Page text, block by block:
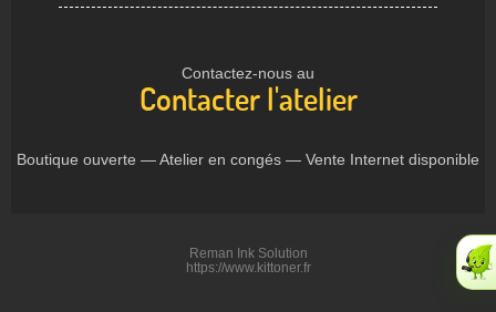
Contactez-nous au
Contacter l'atelier
Boutique ouverte — Atelier en congés — Vente Internet disponible
Reman Ink Solution
https://www.kittoner.fr